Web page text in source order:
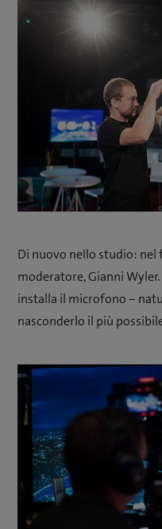
Di nuovo nello studio:
moderatore, Gianni
installa il microfono −
nasconderlo il più